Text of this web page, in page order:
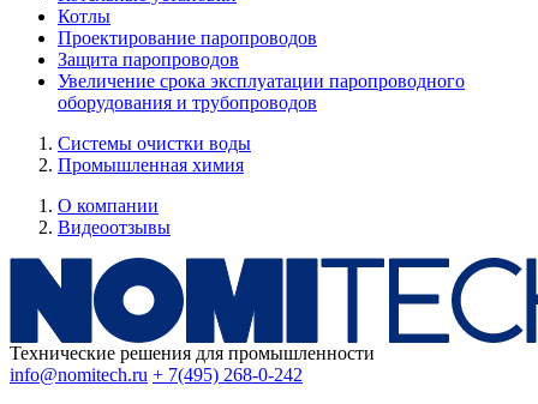
Котлы
Проектирование паропроводов
Защита паропроводов
Увеличение срока эксплуатации паропроводного
оборудования и трубопроводов
Системы очистки воды
Промышленная химия
О компании
Видеоотзывы
Технические решения для промышленности
info@nomitech.ru + 7(495) 268-0-242